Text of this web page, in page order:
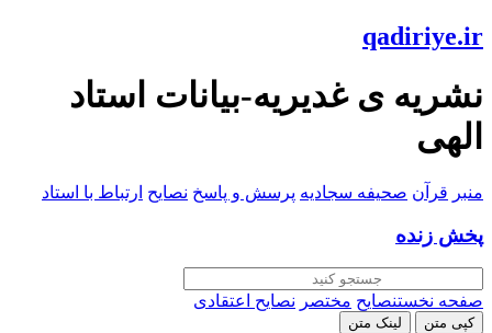
qadiriye.ir
نشریه ی غدیریه-بیانات استاد
الهی
منبر قرآن صحیفه سجادیه پرسش و پاسخ نصایح ارتباط با استاد
پخش زنده
صفحه نخستنصایح مختصر نصایح اعتقادی
کپی متن لینک متن